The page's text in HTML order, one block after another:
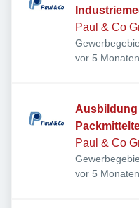
Paul & Co
Veröffentlicht:
vor 5 Monaten
Ausbildung
Paul & Co
Veröffentlicht:
vor 5 Monaten